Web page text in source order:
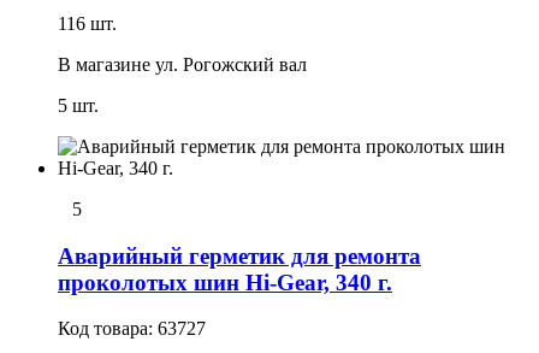
116 шт.
В магазине ул. Рогожский вал
5 шт.
5
Аварийный герметик для ремонта
проколотых шин Hi-Gear, 340 г.
Код товара: 63727